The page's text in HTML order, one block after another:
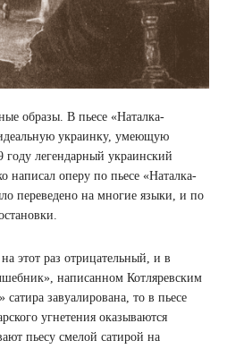
образы. В пьесе «Наталка-
украинку, умеющую
легендарный украинский
написал оперу по пьесе «Наталка-
переведено на многие языки, и по
этот раз отрицательный, и в
написанном Котляревским
завуалирована, то в пьесе
угнетения оказываются
пьесу смелой сатирой на